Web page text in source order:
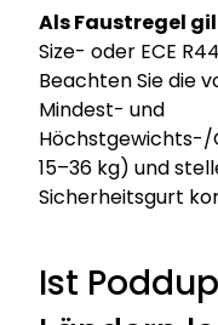
Als Faustregel
Size- oder ECE
Beachten Sie die
Mindest- und
Höchstgewichts-/
15–36 kg) und
Sicherheitsgurt
Ist